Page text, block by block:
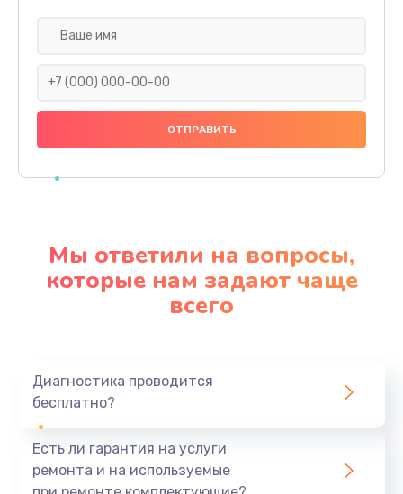
Замена праймера
1000 руб.
Заказать
Профилактическая чистка
Заказать
Мы ответили на вопросы,
которые нам задают чаще
всего
Диагностика проводится
бесплатно?
Есть ли гарантия на услуги
ремонта и на используемые